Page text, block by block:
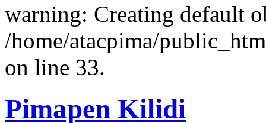
warning: Creating default
/home/atacpima/
on line 33.
Pimapen Kilidi